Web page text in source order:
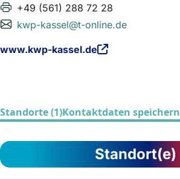
+49 (561) 288 72 28
kwp-kassel@t-online.de
www.kwp-kassel.de
Standorte (1)Kontaktdaten speichern
Standort(e)